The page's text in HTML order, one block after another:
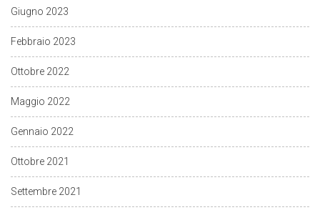
Giugno 2023
Febbraio 2023
Ottobre 2022
Maggio 2022
Gennaio 2022
Ottobre 2021
Settembre 2021